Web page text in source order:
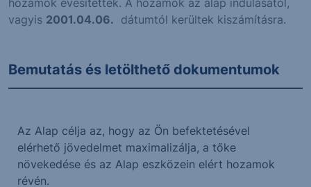
hozamok évesítettek. A hozamok az alap indulásától,
vagyis 2001.04.06. dátumtól kerültek kiszámításra.
Bemutatás és letölthető dokumentumok
Az Alap célja az, hogy az Ön befektetésével
elérhető jövedelmet maximalizálja, a tőke
növekedése és az Alap eszközein elért hozamok
révén.